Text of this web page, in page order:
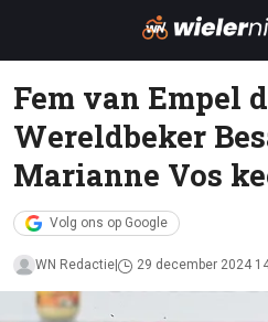
Fem van Empel
Wereldbeker
Marianne Vos
Volg ons op Google
WN Redactie 29 december 2024